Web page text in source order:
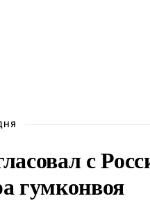
с
гумконвоя